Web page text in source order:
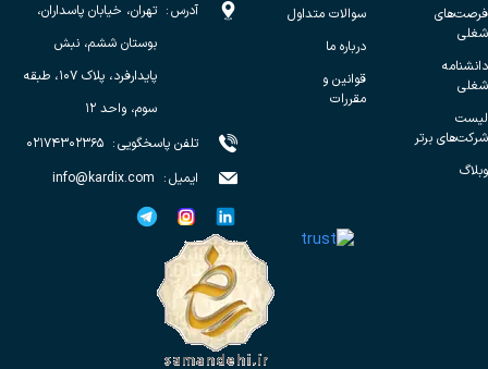
فرصت‌های
شغلی
دانشنامه
شغلی
لیست
شرکت‌های برتر
وبلاگ
سوالات متداول
درباره ما
قوانین و
مقررات
آدرس: تهران، خیابان پاسداران،
بوستان ششم، نبش
پایدارفرد، پلاک ۱۰۷، طبقه
سوم، واحد ۱۲
تلفن پاسخگویی: ۰۲۱۷۴۳۰۲۳۶۵
ایمیل:
info@kardix.com